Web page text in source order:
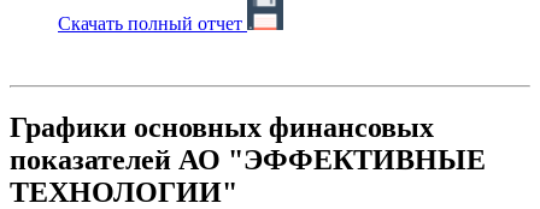
Скачать полный отчет
Графики основных финансовых
показателей АО "ЭФФЕКТИВНЫЕ
ТЕХНОЛОГИИ"